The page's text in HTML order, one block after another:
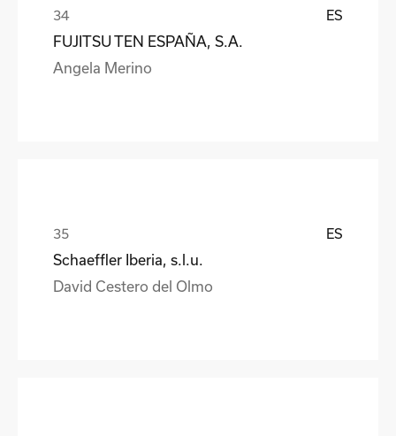
ES
FUJITSU TEN ESPAÑA, S.A.
Angela Merino
ES
Schaeffler Iberia, s.l.u.
David Cestero del Olmo